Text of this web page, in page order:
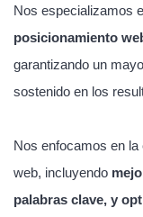
Nos especializamos
posicionamiento
garantizando un
sostenido en los
Nos enfocamos en
web, incluyendo
palabras clave, y